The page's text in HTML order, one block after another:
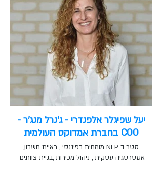
יעל שפיגלר אלפנדרי - ג'נרל מנג'ר -
COO בחברת אמדוקס העולמית
סטר ב NLP מומחית בפיננסי , ראיית חשבון,
אסטרטגיה עסקית , ניהול מכירות ,בניית צוותים